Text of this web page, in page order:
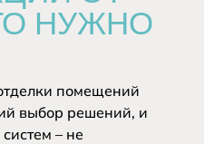
НУЖНО
помещений
выбор решений, и
– не